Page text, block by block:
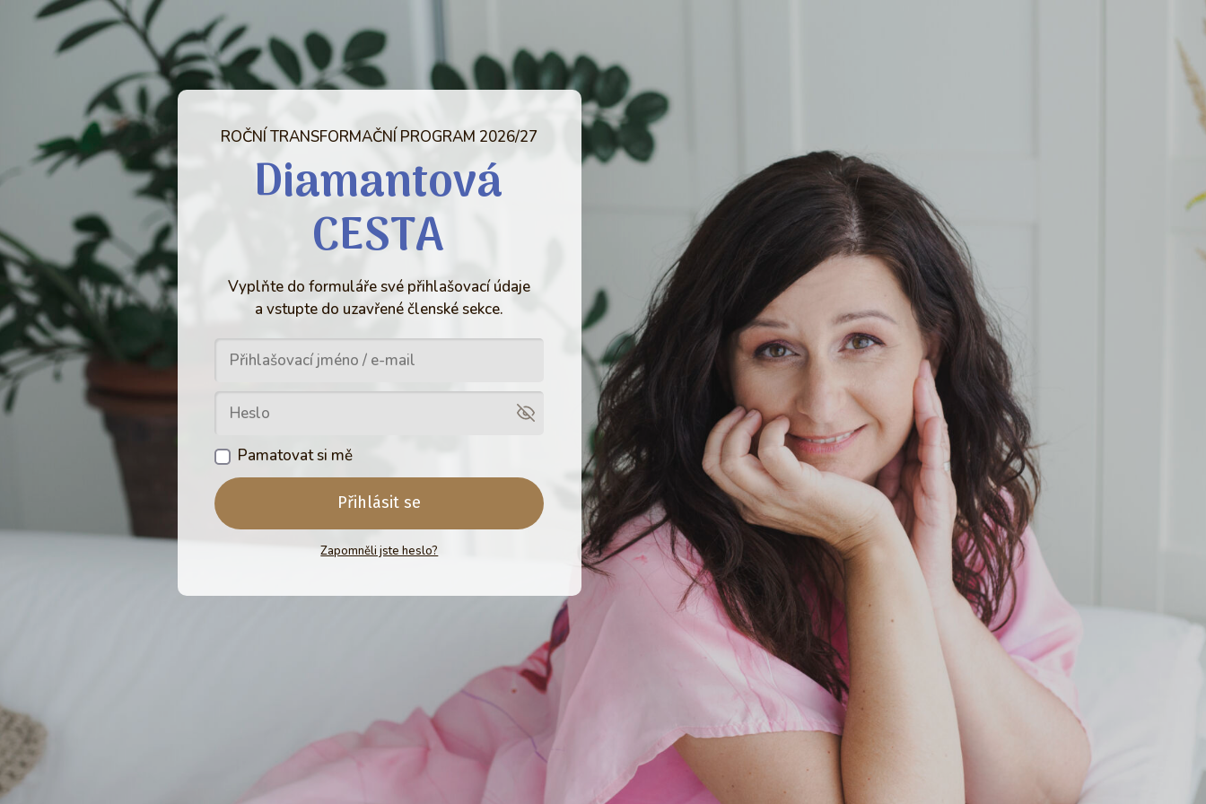
ROČNÍ TRANSFORMAČNÍ PROGRAM 2026/27
Diamantová
CESTA
Vyplňte do formuláře své přihlašovací údaje
a vstupte do uzavřené členské sekce.
Pamatovat si mě
Přihlásit se
Zapomněli jste heslo?